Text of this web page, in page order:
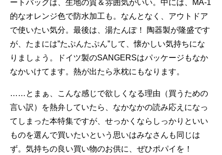
ートバッグは、生地の質＆雰囲気がいい。中には、MA-1
的なオレンジ色で防水加工も。なんとなく、アウトドア
で使いたい気分。最後は、湯たんぽ！ 陶器製が隆盛です
が、たまには”たぷんたぷん”して、懐かしい気持ちにな
りましょう。ドイツ製のSANGERSはパッケージもなか
なかいけてます。熱が出たら氷枕にもなります。
……とまぁ、こんな感じで欲しくなる理由（買うための
言い訳）を熱弁していたら、なかなかの読み応えになっ
てしまった本特集ですが、せっかくならしっかりといい
ものを選んで買いたいという思いはみなさんも同じは
ず。気持ちの良い買い物のお供に、ぜひポパイを！